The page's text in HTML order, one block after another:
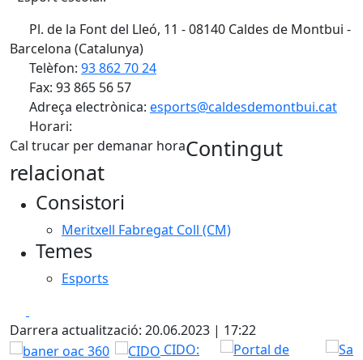
Pl. de la Font del Lleó, 11 - 08140 Caldes de Montbui -
Barcelona (Catalunya)
Telèfon: 93 862 70 24
Fax: 93 865 56 57
Adreça electrònica: esports@caldesdemontbui.cat
Horari:
Cal trucar per demanar horaContingut
relacionat
Consistori
Meritxell Fabregat Coll (CM)
Temes
Esports
Darrera actualització: 20.06.2023 | 17:22
CIDO: